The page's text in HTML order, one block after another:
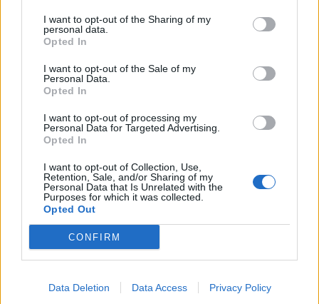
I want to opt-out of the Sharing of my
personal data.
Opted In
I want to opt-out of the Sale of my
Personal Data.
Opted In
I want to opt-out of processing my
Personal Data for Targeted Advertising.
Opted In
I want to opt-out of Collection, Use,
Retention, Sale, and/or Sharing of my
Personal Data that Is Unrelated with the
Purposes for which it was collected.
Opted Out
CONFIRM
Data Deletion Data Access Privacy Policy
Lakossági fórum az Állomás
negyedben: panaszok és igények a
tó körül